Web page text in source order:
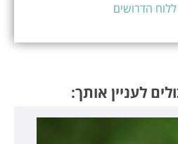
הדרושים
לעניין אותך: